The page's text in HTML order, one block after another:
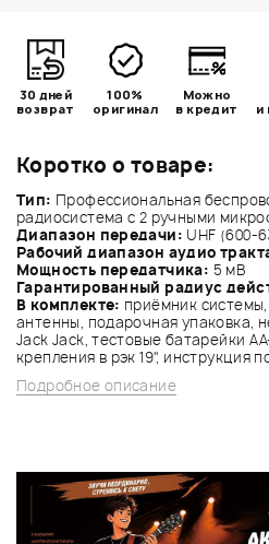
Коротко о товаре:
Тип: Профессиональная
радиосистема с 2 ручными
Диапазон передачи: UHF (600-
Рабочий диапазон аудио
Мощность передатчика: 5 мВ
Гарантированный радиус
В комплекте: приёмник
антенны, подарочная упаковка,
Jack Jack, тестовые батарейки
крепления в рэк 19", инструкция
Подробное описание
30 дней
возврат
100%
оригинал
Можно
в кредит
и